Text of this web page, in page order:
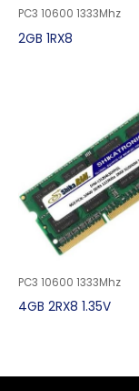
PC3 10600 1333Mhz
2GB 1RX8
PC3 10600 1333Mhz
4GB 2RX8 1.35V